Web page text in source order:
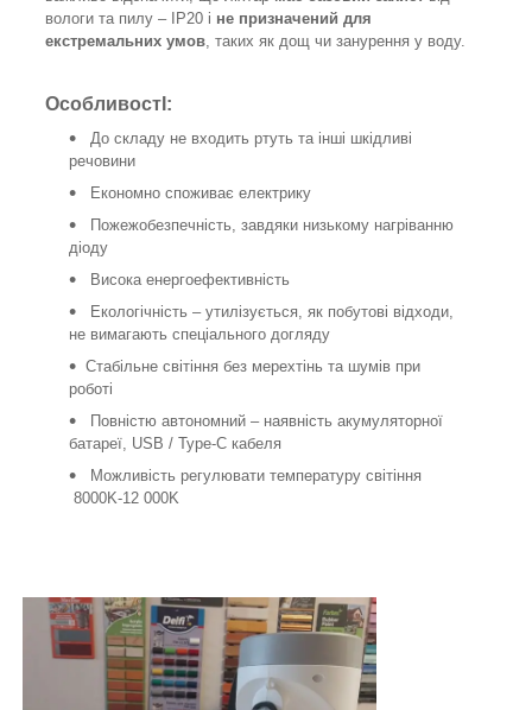
вологи та пилу – IP20 і не призначений для
екстремальних умов , таких як дощ чи занурення у воду.
ОсобливостІ:
До складу не входить ртуть та інші шкідливі
речовини
Економно споживає електрику
Пожежобезпечність, завдяки низькому нагріванню
діоду
Висока енергоефективність
Екологічність – утилізується, як побутові відходи,
не вимагають спеціального догляду
Стабільне світіння без мерехтінь та шумів при
роботі
Повністю автономний – наявність акумуляторної
батареї, USB / Type-C кабеля
Можливість регулювати температуру світіння
8000K-12 000K